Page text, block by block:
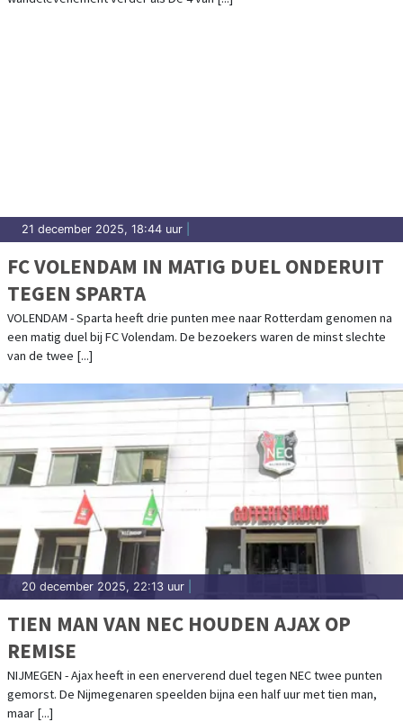
21 december 2025, 18:44 uur
FC VOLENDAM IN MATIG DUEL ONDERUIT
TEGEN SPARTA
VOLENDAM - Sparta heeft drie punten mee naar Rotterdam genomen na
een matig duel bij FC Volendam. De bezoekers waren de minst slechte
van de twee [...]
20 december 2025, 22:13 uur
TIEN MAN VAN NEC HOUDEN AJAX OP
REMISE
NIJMEGEN - Ajax heeft in een enerverend duel tegen NEC twee punten
gemorst. De Nijmegenaren speelden bijna een half uur met tien man,
maar [...]